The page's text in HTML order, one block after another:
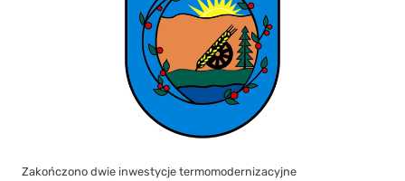
Zakończono dwie inwestycje termomodernizacyjne